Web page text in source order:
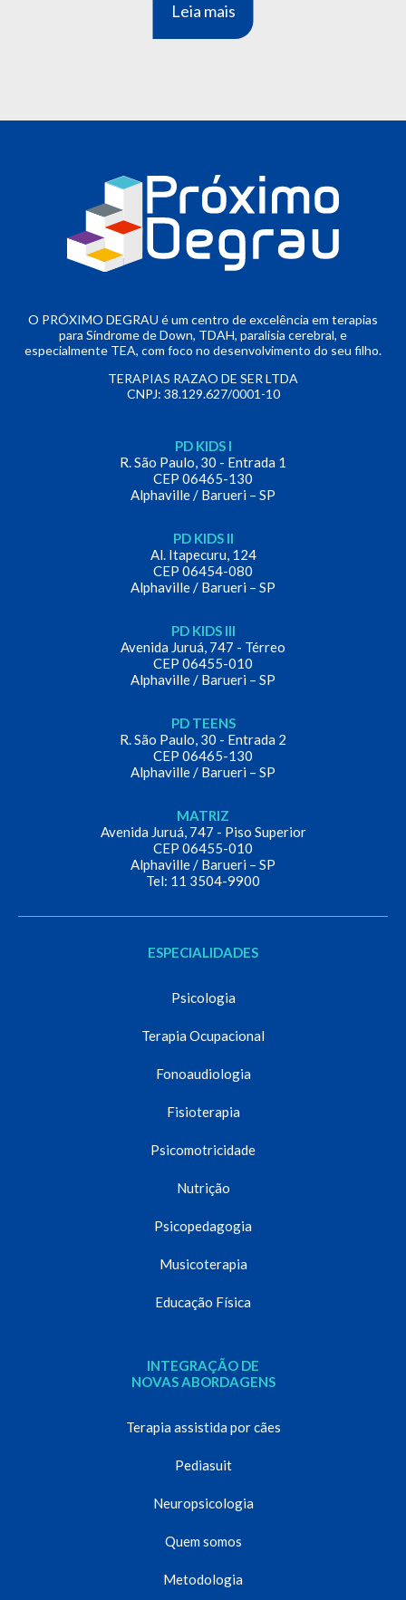
Leia mais
O PRÓXIMO DEGRAU é um centro de excelência em terapias
para Síndrome de Down, TDAH, paralisia cerebral, e
especialmente TEA, com foco no desenvolvimento do seu filho.
TERAPIAS RAZAO DE SER LTDA
CNPJ: 38.129.627/0001-10
PD KIDS I
R. São Paulo, 30 - Entrada 1
CEP 06465-130
Alphaville / Barueri – SP
PD KIDS II
Al. Itapecuru, 124
CEP 06454-080
Alphaville / Barueri – SP
PD KIDS III
Avenida Juruá, 747 - Térreo
CEP 06455-010
Alphaville / Barueri – SP
PD TEENS
R. São Paulo, 30 - Entrada 2
CEP 06465-130
Alphaville / Barueri – SP
MATRIZ
Avenida Juruá, 747 - Piso Superior
CEP 06455-010
Alphaville / Barueri – SP
Tel: 11 3504-9900
ESPECIALIDADES
Psicologia
Terapia Ocupacional
Fonoaudiologia
Fisioterapia
Psicomotricidade
Nutrição
Psicopedagogia
Musicoterapia
Educação Física
INTEGRAÇÃO DE
NOVAS ABORDAGENS
Terapia assistida por cães
Pediasuit
Neuropsicologia
Quem somos
Metodologia